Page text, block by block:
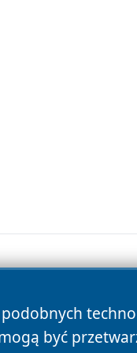
podobnych
być